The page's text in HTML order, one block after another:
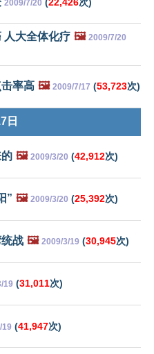
2009/7/20
人大全体化疗 🖼️ 2009/7/20
率高 🖼️ 2009/7/17 (53,723次)
日
🖼️ 2009/3/20 (42,912次)
” 🖼️ 2009/3/20 (25,392次)
战 🖼️ 2009/3/19 (30,945次)
19 (31,011次)
19 (41,947次)